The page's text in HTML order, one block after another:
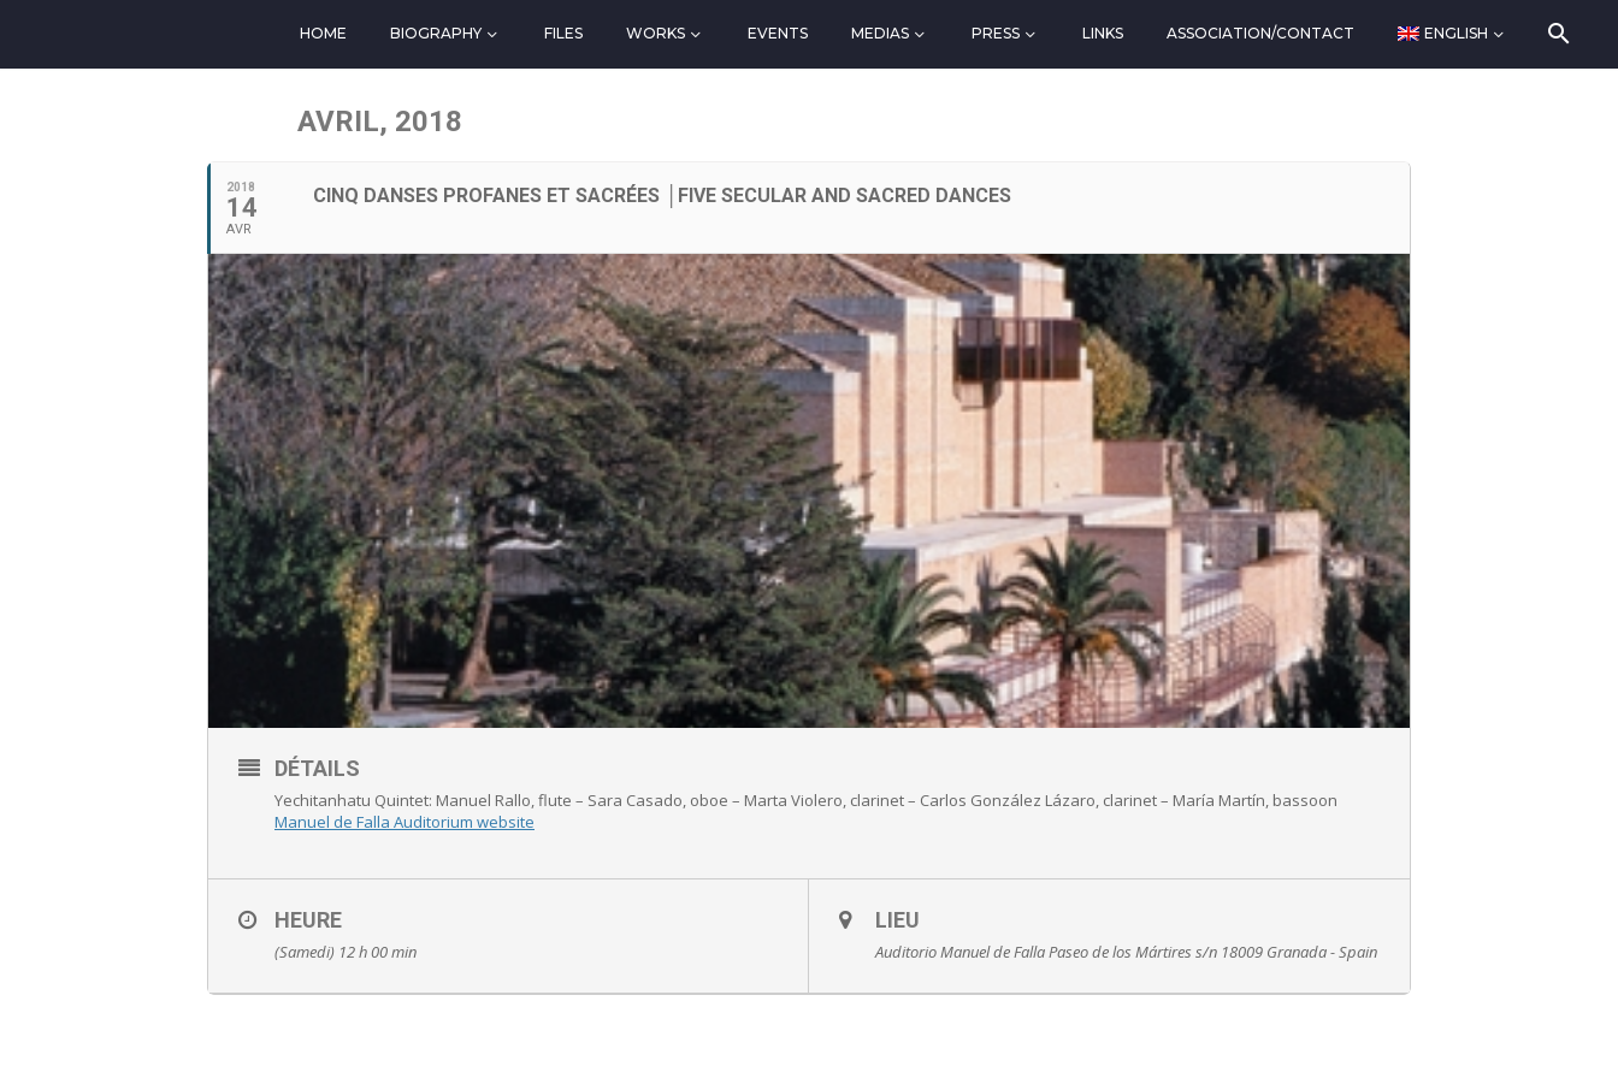
HOME BIOGRAPHY FILES WORKS EVENTS MEDIAS PRESS LINKS ASSOCIATION/CONTACT ENGLISH
AVRIL, 2018
2018
14
AVR
CINQ DANSES PROFANES ET SACRÉES │FIVE SECULAR AND SACRED DANCES
DÉTAILS
Yechitanhatu Quintet: Manuel Rallo, flute – Sara Casado, oboe – Marta Violero, clarinet – Carlos González Lázaro, clarinet – María Martín, bassoon
Manuel de Falla Auditorium website
HEURE
(Samedi) 12 h 00 min
LIEU
Auditorio Manuel de Falla Paseo de los Mártires s/n 18009 Granada - Spain